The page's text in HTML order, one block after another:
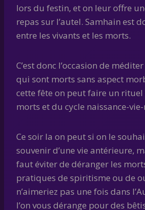
lors du festin, et on leur offre
repas sur l’autel. Samhain est
entre les vivants et les morts.
C’est donc l’occasion de
qui sont morts sans aspect
cette fête on peut faire un rituel
morts et du cycle naissance-
Ce soir la on peut si on le
souvenir d’une vie antérieure,
faut éviter de déranger les
pratiques de spiritisme ou de
n’aimeriez pas une fois dans
l’on vous dérange pour des